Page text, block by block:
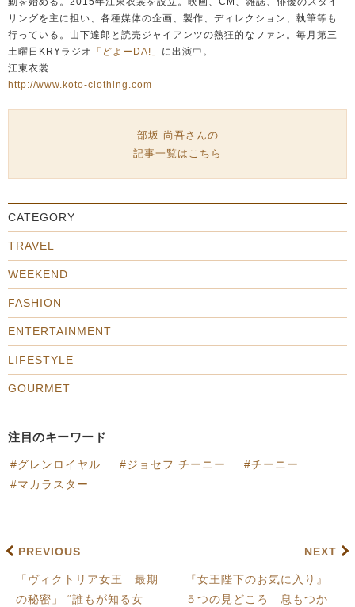
リングを主に担い、各種媒体の企画、製作、ディレクション、執筆等も
行っている。山下達郎と読売ジャイアンツの熱狂的なファン。毎月第三
土曜日KRYラジオ
「どよーDA!」 に出演中。
江東衣裳
http://www.koto-clothing.com
部坂 尚吾さんの
記事一覧はこちら
CATEGORY
TRAVEL
WEEKEND
FASHION
ENTERTAINMENT
LIFESTYLE
GOURMET
注目のキーワード
グレンロイヤル ジョセフ チーニー
チーニー
マカラスター
PREVIOUS
「ヴィクトリア女王 最期
の秘密」 “誰もが知る女
NEXT
『女王陛下のお気に入り』
５つの見どころ 息もつか